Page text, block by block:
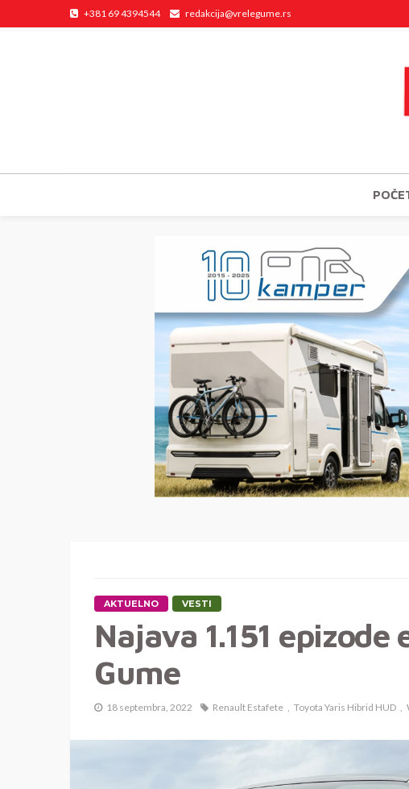
+381 69 4394544 redakcija@vrelegume.rs
AKTUELNO VESTI
Najava 1.151 epizode
Gume
18 septembra, 2022 Renault Estafete Toyota Yaris Hibrid HUD